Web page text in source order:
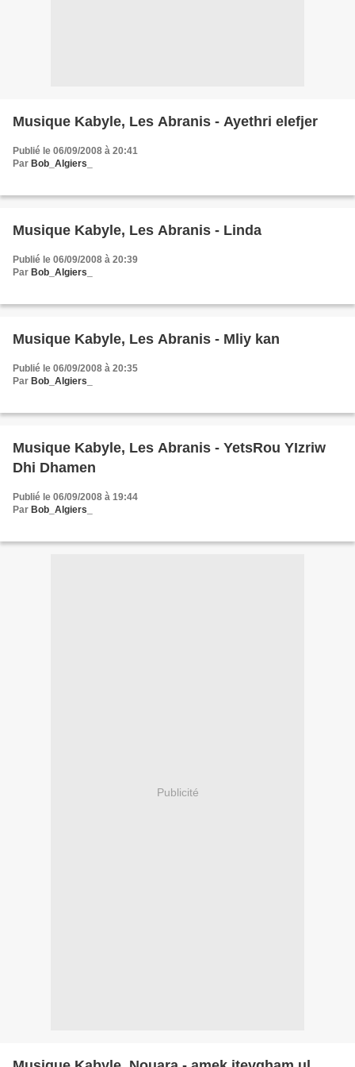
Musique Kabyle, Les Abranis - Ayethri elefjer
Publié le 06/09/2008 à 20:41
Par Bob_Algiers_
Musique Kabyle, Les Abranis - Linda
Publié le 06/09/2008 à 20:39
Par Bob_Algiers_
Musique Kabyle, Les Abranis - Mliy kan
Publié le 06/09/2008 à 20:35
Par Bob_Algiers_
Musique Kabyle, Les Abranis - YetsRou YIzriw
Dhi Dhamen
Publié le 06/09/2008 à 19:44
Par Bob_Algiers_
Publicité